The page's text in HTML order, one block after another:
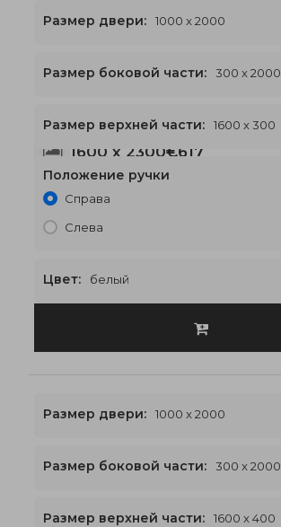
1600 x 2300€617
Размер двери: 1000 x 2000
Размер боковой части: 300 x 2000
Размер верхней части: 1600 x 300
Положение ручки
Справа
Слева
Цвет: белый
Размер двери: 1000 x 2000
Размер боковой части: 300 x 2000
Размер верхней части: 1600 x 400